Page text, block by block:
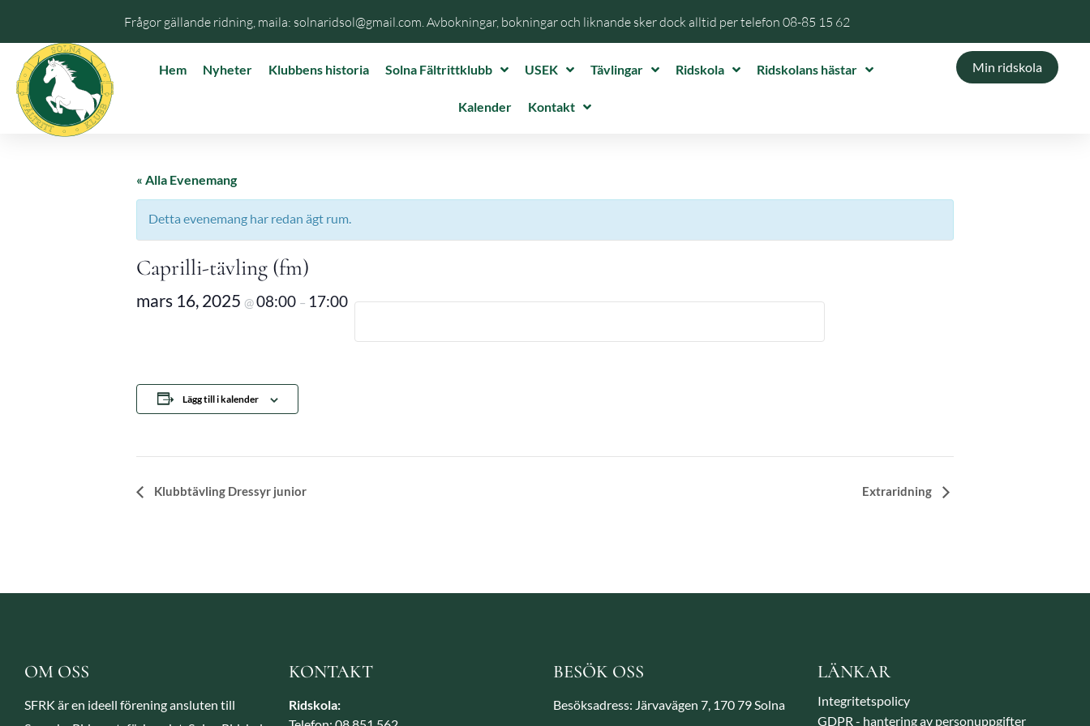
Frågor gällande ridning, maila: solnaridsol@gmail.com. Avbokningar, bokningar och liknande sker dock alltid per telefon 08-85 15 62
Hem Nyheter Klubbens historia Solna Fältrittklubb USEK Tävlingar Ridskola Ridskolans hästar
Kalender Kontakt
Min ridskola
« Alla Evenemang
Detta evenemang har redan ägt rum.
Caprilli-tävling (fm)
mars 16, 2025 @08:00 – 17:00
Lägg till i kalender
Evenemang-
Klubbtävling Dressyr junior Extraridning
OM OSS
SFRK är en ideell förening ansluten till
KONTAKT
Ridskola:
BESÖK OSS
Besöksadress: Järvavägen 7, 170 79 Solna
LÄNKAR
Integritetspolicy
GDPR - hantering av personuppgifter